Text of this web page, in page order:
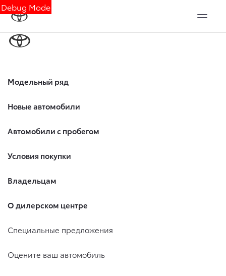
Debug Mode
Модельный ряд
Новые автомобили
Автомобили с пробегом
Условия покупки
Владельцам
О дилерском центре
Специальные предложения
Оцените ваш автомобиль